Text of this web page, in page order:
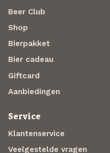
Beer Club
Shop
Bierpakket
Bier cadeau
Giftcard
Aanbiedingen
Service
Klantenservice
Veelgestelde vragen